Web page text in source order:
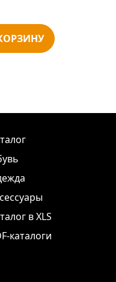
в XLS
каталоги